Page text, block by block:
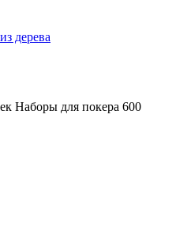
дерева
Наборы для покера 600